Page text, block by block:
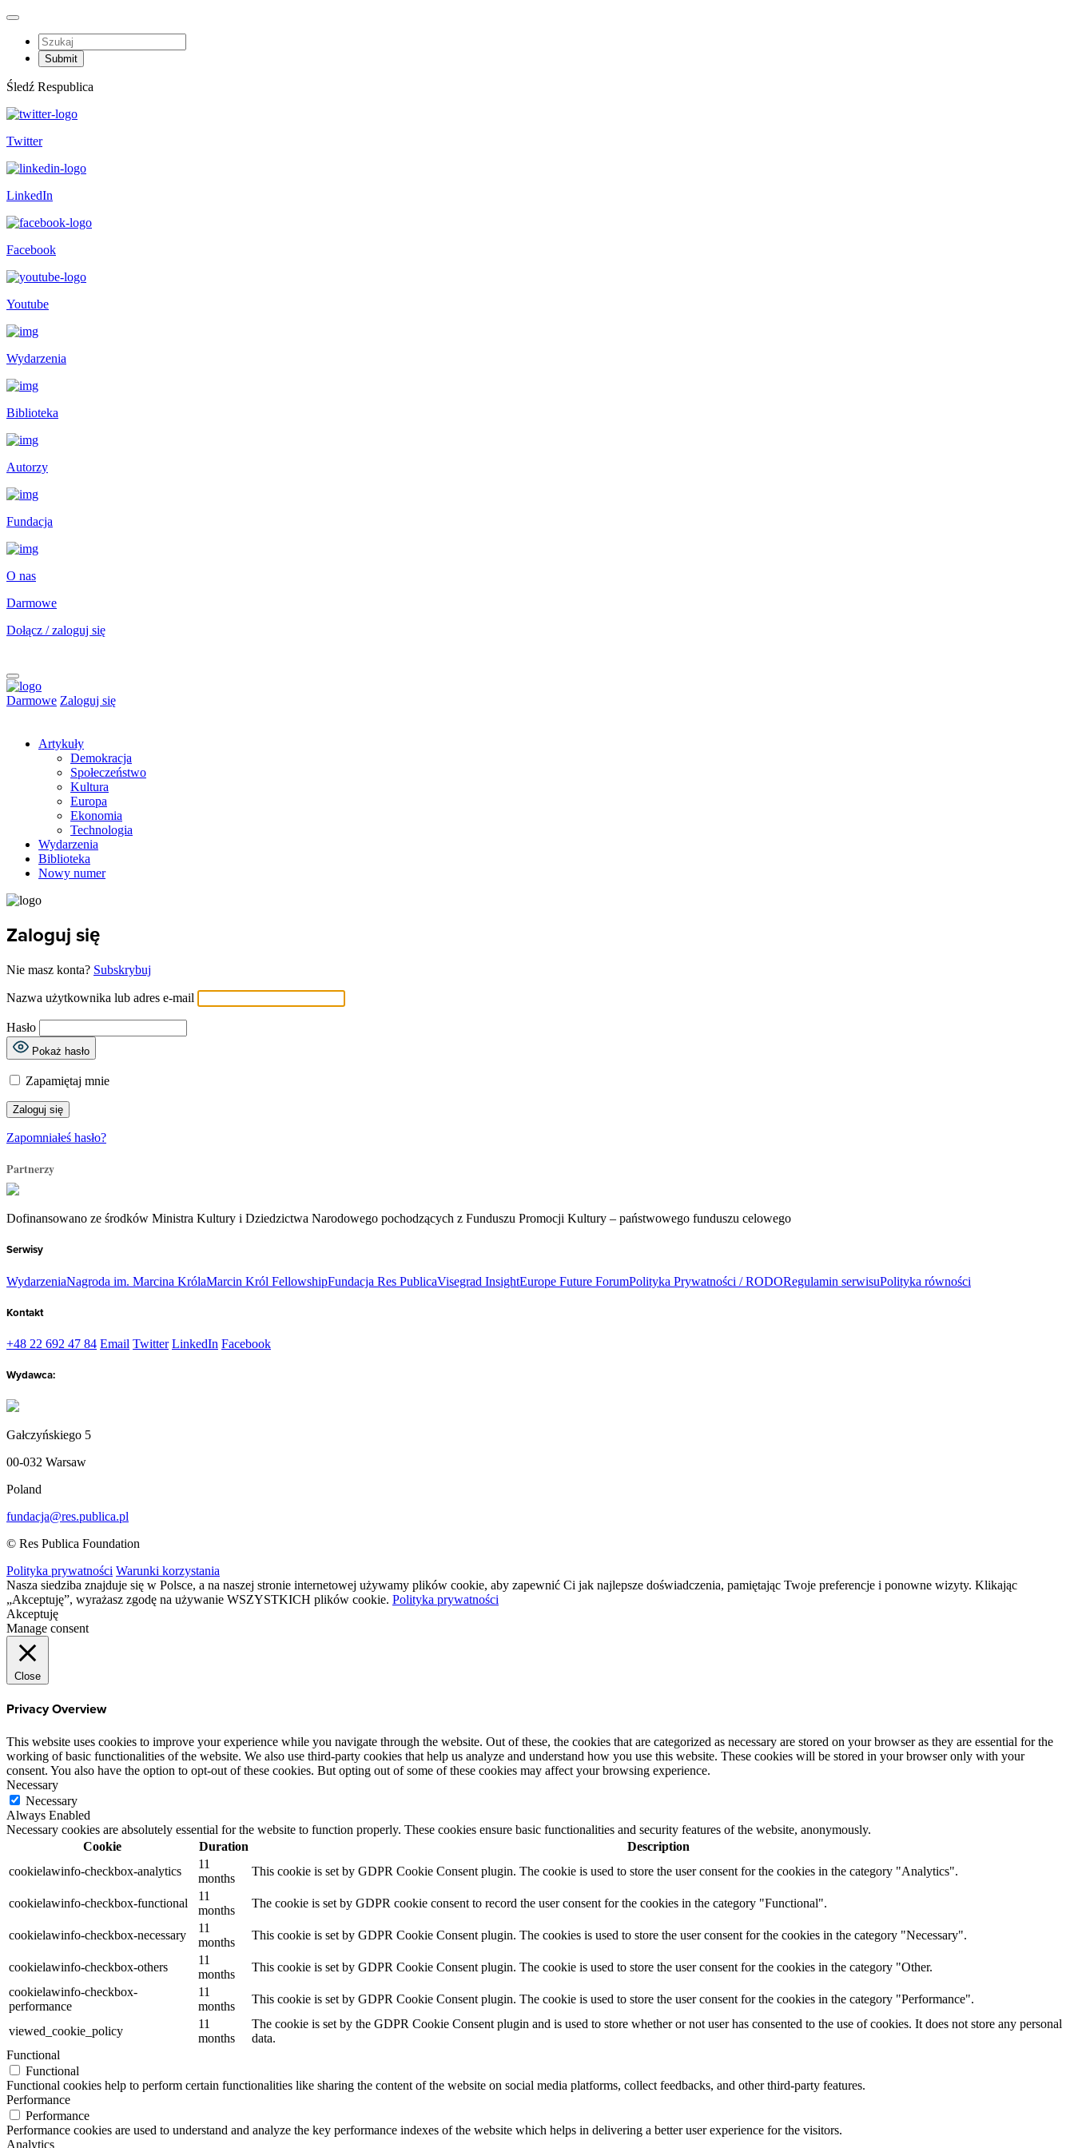
Śledź Respublica
Twitter
LinkedIn
Facebook
Youtube
Wydarzenia
Biblioteka
Autorzy
Fundacja
O nas
Darmowe
Dołącz / zaloguj się
Darmowe Zaloguj się
Artykuły
Demokracja
Społeczeństwo
Kultura
Europa
Ekonomia
Technologia
Wydarzenia
Biblioteka
Nowy numer
Zaloguj się
Nie masz konta? Subskrybuj
Nazwa użytkownika lub adres e-mail
Hasło
Pokaż hasło
Zapamiętaj mnie
Zapomniałeś hasło?
Partnerzy
Dofinansowano ze środków Ministra Kultury i Dziedzictwa Narodowego pochodzących z Funduszu Promocji Kultury – państwowego funduszu celowego
Serwisy
WydarzeniaNagroda im. Marcina KrólaMarcin Król FellowshipFundacja Res PublicaVisegrad InsightEurope Future ForumPolityka Prywatności / RODORegulamin serwisuPolityka równości
Kontakt
+48 22 692 47 84 Email Twitter LinkedIn Facebook
Wydawca:
Gałczyńskiego 5
00-032 Warsaw
Poland
fundacja@res.publica.pl
© Res Publica Foundation
Polityka prywatności Warunki korzystania
Nasza siedziba znajduje się w Polsce, a na naszej stronie internetowej używamy plików cookie, aby zapewnić Ci jak najlepsze doświadczenia, pamiętając Twoje preferencje i ponowne wizyty. Klikając
„Akceptuję”, wyrażasz zgodę na używanie WSZYSTKICH plików cookie. Polityka prywatności
Akceptuję
Manage consent
Close
Privacy Overview
This website uses cookies to improve your experience while you navigate through the website. Out of these, the cookies that are categorized as necessary are stored on your browser as they are essential for the
working of basic functionalities of the website. We also use third-party cookies that help us analyze and understand how you use this website. These cookies will be stored in your browser only with your
consent. You also have the option to opt-out of these cookies. But opting out of some of these cookies may affect your browsing experience.
Necessary
Necessary
Always Enabled
Necessary cookies are absolutely essential for the website to function properly. These cookies ensure basic functionalities and security features of the website, anonymously.
Cookie
Duration
Description
cookielawinfo-checkbox-analytics
11
months
This cookie is set by GDPR Cookie Consent plugin. The cookie is used to store the user consent for the cookies in the category "Analytics".
cookielawinfo-checkbox-functional
11
months
The cookie is set by GDPR cookie consent to record the user consent for the cookies in the category "Functional".
cookielawinfo-checkbox-necessary
11
months
This cookie is set by GDPR Cookie Consent plugin. The cookies is used to store the user consent for the cookies in the category "Necessary".
cookielawinfo-checkbox-others
11
months
This cookie is set by GDPR Cookie Consent plugin. The cookie is used to store the user consent for the cookies in the category "Other.
cookielawinfo-checkbox-
performance
11
months
This cookie is set by GDPR Cookie Consent plugin. The cookie is used to store the user consent for the cookies in the category "Performance".
viewed_cookie_policy
11
months
The cookie is set by the GDPR Cookie Consent plugin and is used to store whether or not user has consented to the use of cookies. It does not store any personal
data.
Functional
Functional
Functional cookies help to perform certain functionalities like sharing the content of the website on social media platforms, collect feedbacks, and other third-party features.
Performance
Performance
Performance cookies are used to understand and analyze the key performance indexes of the website which helps in delivering a better user experience for the visitors.
Analytics